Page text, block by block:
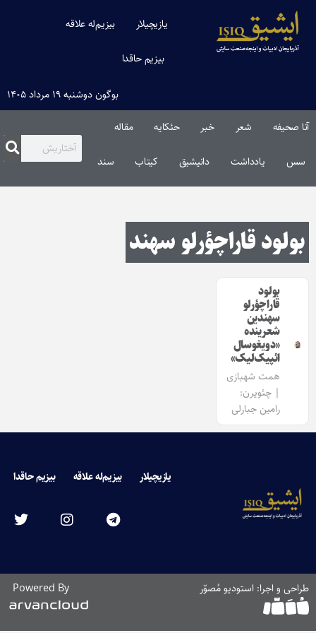
یازیچیلار بیزیم‌له علاقه
بیزیم حاقدا
بوگون دوشنبه ۱۹ مرداد ۱۴۰۵
آنا صحیفه شعر خبر حئکایه مقاله‌
سس یادداشت دانیشیق کیتاب سند
بولود قاراچؤرلو سهند
بولود
قاراچؤرلو
سهندین
شعرینده
«دویغوسال
ائپیک‌‌لیک»
همت شهبازی
| چئویرن:
رامین جبارلی
یازیچیلار بیزیم‌له علاقه بیزیم حاقدا
طراحی و اجرا: استودیو مُصوّر Powered By